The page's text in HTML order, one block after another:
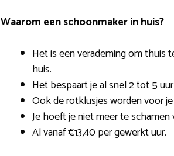
Waarom een schoonmaker in huis?
Het is een verademing om thuis
huis.
Het bespaart je al snel 2 tot 5
Ook de rotklusjes worden voor
Je hoeft je niet meer te schamen
Al vanaf €13,40 per gewerkt uur.